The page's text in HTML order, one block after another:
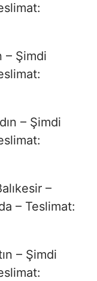
– Şimdi
– Şimdi
–
– Teslimat:
– Şimdi